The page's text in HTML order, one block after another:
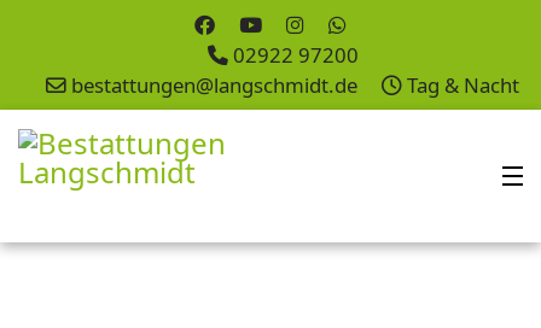
02922 97200
bestattungen@langschmidt.de
Tag & Nacht